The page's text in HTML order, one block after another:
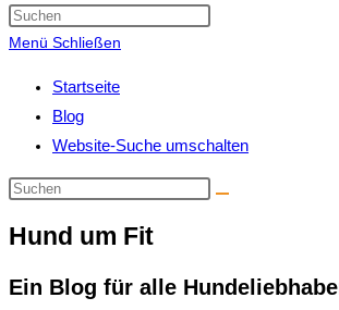
Menü Schließen
Startseite
Blog
Website-Suche umschalten
Hund um Fit
Ein Blog für alle